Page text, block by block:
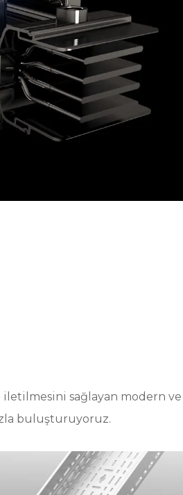
sağlayan modern ve
buluşturuyoruz.